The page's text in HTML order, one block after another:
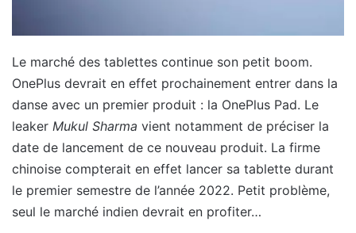
Le marché des tablettes continue son petit boom.
OnePlus devrait en effet prochainement entrer dans la
danse avec un premier produit : la OnePlus Pad. Le
leaker Mukul Sharma vient notamment de préciser la
date de lancement de ce nouveau produit. La firme
chinoise compterait en effet lancer sa tablette durant
le premier semestre de l’année 2022. Petit problème,
seul le marché indien devrait en profiter…